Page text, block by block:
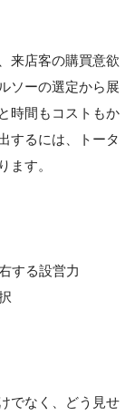
来店客の購買意欲
ソーの選定から展
時間もコストもか
するには、トータ
ます。
する設営力
でなく、どう見せ